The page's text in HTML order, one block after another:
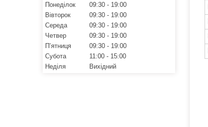
Понеділок 09:30
19:00
Вівторок
09:30
19:00
Середа
09:30
19:00
Четвер
09:30
19:00
Пʼятниця
09:30
19:00
Субота
11:00
15:00
Неділя
Вихідний